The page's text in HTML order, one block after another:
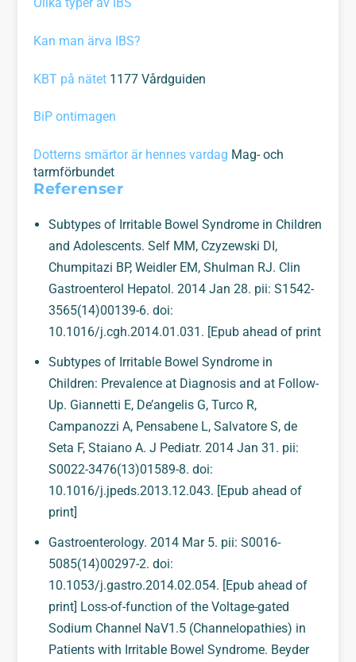
Olika typer av IBS
Kan man ärva IBS?
KBT på nätet 1177 Vårdguiden
BiP ontimagen
Dotterns smärtor är hennes vardag Mag- och
tarmförbundet
Referenser
Subtypes of Irritable Bowel Syndrome in Children
and Adolescents. Self MM, Czyzewski DI,
Chumpitazi BP, Weidler EM, Shulman RJ. Clin
Gastroenterol Hepatol. 2014 Jan 28. pii: S1542-
3565(14)00139-6. doi:
10.1016/j.cgh.2014.01.031. [Epub ahead of print
Subtypes of Irritable Bowel Syndrome in
Children: Prevalence at Diagnosis and at Follow-
Up. Giannetti E, De’angelis G, Turco R,
Campanozzi A, Pensabene L, Salvatore S, de
Seta F, Staiano A. J Pediatr. 2014 Jan 31. pii:
S0022-3476(13)01589-8. doi:
10.1016/j.jpeds.2013.12.043. [Epub ahead of
print]
Gastroenterology. 2014 Mar 5. pii: S0016-
5085(14)00297-2. doi:
10.1053/j.gastro.2014.02.054. [Epub ahead of
print] Loss-of-function of the Voltage-gated
Sodium Channel NaV1.5 (Channelopathies) in
Patients with Irritable Bowel Syndrome. Beyder